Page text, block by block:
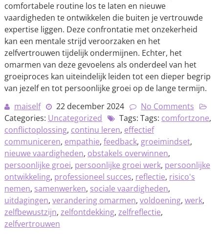
comfortabele routine los te laten en nieuwe
vaardigheden te ontwikkelen die buiten je vertrouwde
expertise liggen. Deze confrontatie met onzekerheid
kan een mentale strijd veroorzaken en het
zelfvertrouwen tijdelijk ondermijnen. Echter, het
omarmen van deze gevoelens als onderdeel van het
groeiproces kan uiteindelijk leiden tot een dieper begrip
van jezelf en tot persoonlijke groei op de lange termijn.
maiself
22 december 2024
No Comments
Categories: Uncategorized Tags: Tags: comfortzone,
conflictoplossing, continu leren, effectief
communiceren, empathie, feedback, groeimindset,
nieuwe vaardigheden, obstakels overwinnen,
persoonlijke groei, persoonlijke groei werk, persoonlijke
ontwikkeling, professioneel succes, reflectie, risico's
nemen, samenwerken, sociale vaardigheden,
uitdagingen, verandering omarmen, voldoening, werk,
zelfbewustzijn, zelfontdekking, zelfreflectie,
zelfvertrouwen